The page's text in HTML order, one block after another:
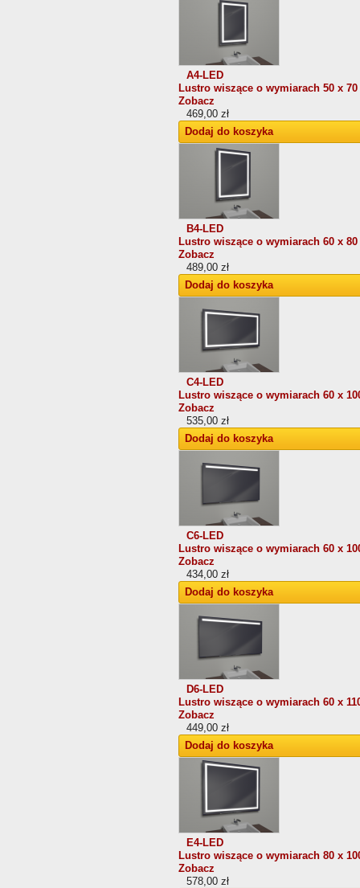
A4-LED
Lustro wiszące o wymiarach 50 x
Zobacz
469,00 zł
Dodaj do koszyka
B4-LED
Lustro wiszące o wymiarach 60 x
Zobacz
489,00 zł
Dodaj do koszyka
C4-LED
Lustro wiszące o wymiarach 60 x
Zobacz
535,00 zł
Dodaj do koszyka
C6-LED
Lustro wiszące o wymiarach 60 x
Zobacz
434,00 zł
Dodaj do koszyka
D6-LED
Lustro wiszące o wymiarach 60 x
Zobacz
449,00 zł
Dodaj do koszyka
E4-LED
Lustro wiszące o wymiarach 80 x
Zobacz
578,00 zł